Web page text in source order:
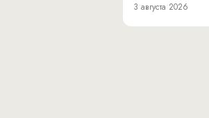
3 августа 2026